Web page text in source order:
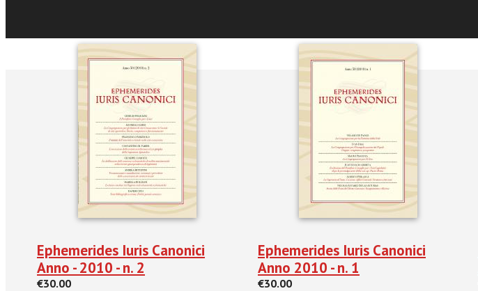
Ephemerides Iuris Canonici
Anno - 2010 - n. 2
€30.00
Ephemerides Iuris Canonici
Anno 2010 - n. 1
€30.00